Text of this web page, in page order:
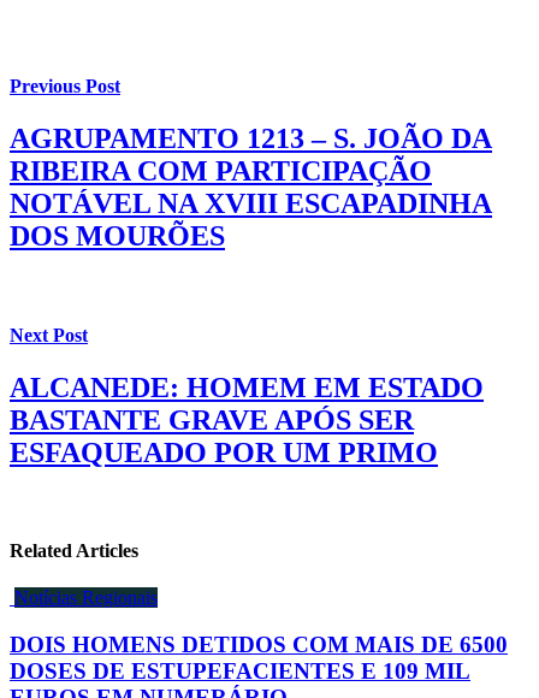
Previous Post
AGRUPAMENTO 1213 – S. JOÃO DA
RIBEIRA COM PARTICIPAÇÃO
NOTÁVEL NA XVIII ESCAPADINHA
DOS MOURÕES
Next Post
ALCANEDE: HOMEM EM ESTADO
BASTANTE GRAVE APÓS SER
ESFAQUEADO POR UM PRIMO
Related Articles
Notícias Regionais
DOIS HOMENS DETIDOS COM MAIS DE 6500
DOSES DE ESTUPEFACIENTES E 109 MIL